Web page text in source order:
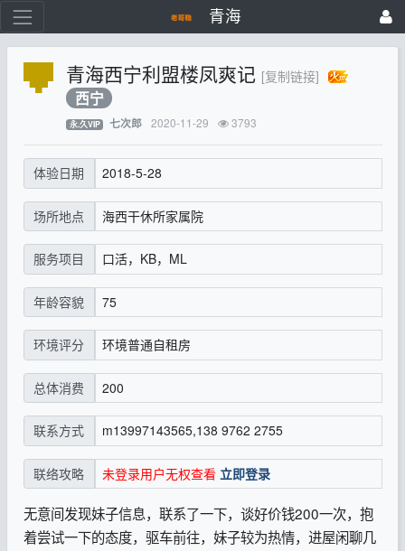
青海
青海西宁利盟楼凤爽记 [复制链接]
西宁
永.久VIP 七次郎 2020-11-29 3793
体验日期 2018-5-28
场所地点 海西干休所家属院
服务项目 口活，KB，ML
年龄容貌 75
环境评分 环境普通自租房
总体消费 200
联系方式 m13997143565,‭138 9762 2755‬
联络攻略 未登录用户无权查看 立即登录
无意间发现妹子信息，联系了一下，谈好价钱200一次，抱
着尝试一下的态度，驱车前往，妹子较为热情，进屋闲聊几